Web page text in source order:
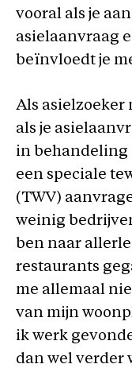
vooral als je
asielaanvraag
beïnvloedt je
Als asielzoeker
als je
in behandeling
een speciale
(TWV)
weinig
ben naar
restaurants
me allemaal
van mijn
ik werk
dan wel verder